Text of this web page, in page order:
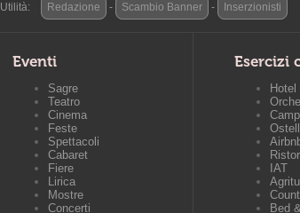
Utilità: Redazione - Scambio Banner - Inserzionisti
Eventi
Sagre
Teatro
Cinema
Feste
Spettacoli
Cabaret
Fiere
Lirica
Mostre
Concerti
Esercizi
Hotel
IAT
Bed